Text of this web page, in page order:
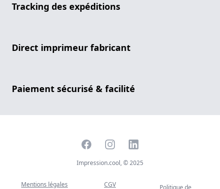
Tracking des expéditions
Direct imprimeur fabricant
Paiement sécurisé & facilité
FacebookInstagramLinkedIn
Impression.cool, © 2025
Mentions légales CGV Politique de